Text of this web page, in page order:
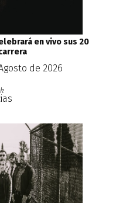
en vivo sus 20
de 2026